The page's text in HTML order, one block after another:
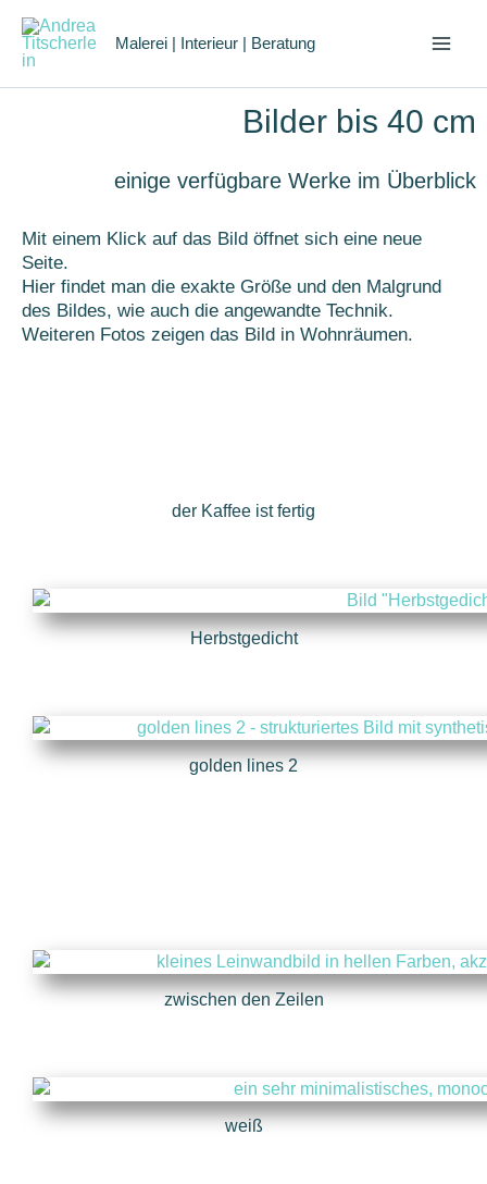
Inhalt
springen
Malerei | Interieur | Beratung
Bilder bis 40 cm
einige verfügbare Werke im Überblick
Mit einem Klick auf das Bild öffnet sich eine neue
Seite.
Hier findet man die exakte Größe und den Malgrund
des Bildes, wie auch die angewandte Technik.
Weiteren Fotos zeigen das Bild in Wohnräumen.
der Kaffee ist fertig
Herbstgedicht
golden lines 2
zwischen den Zeilen
weiß